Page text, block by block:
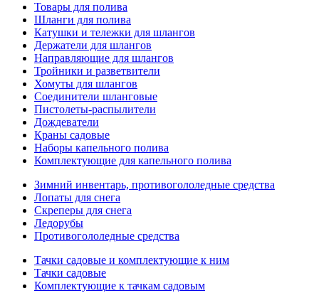
Товары для полива
Шланги для полива
Катушки и тележки для шлангов
Держатели для шлангов
Направляющие для шлангов
Тройники и разветвители
Хомуты для шлангов
Соединители шланговые
Пистолеты-распылители
Дождеватели
Краны садовые
Наборы капельного полива
Комплектующие для капельного полива
Зимний инвентарь, противогололедные средства
Лопаты для снега
Скреперы для снега
Ледорубы
Противогололедные средства
Тачки садовые и комплектующие к ним
Тачки садовые
Комплектующие к тачкам садовым